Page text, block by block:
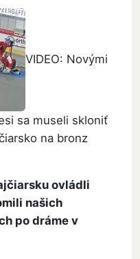
VIDEO: Novými
sa museli skloniť
na bronz
ovládli
našich
po dráme v